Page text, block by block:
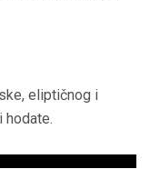
eliptičnog i
hodate.